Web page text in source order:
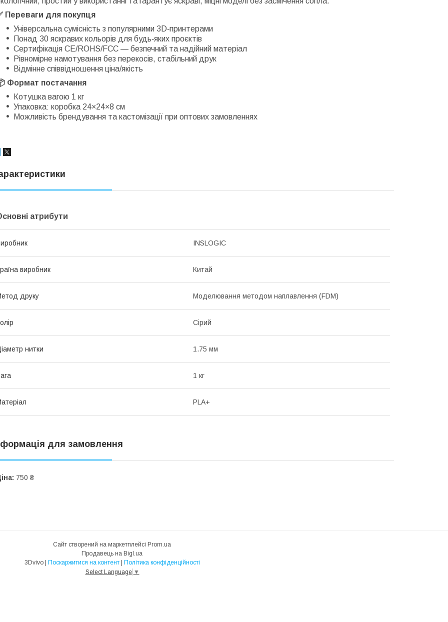
Переваги для покупця
Універсальна сумісність з популярними 3D‑принтерами
Понад 30 яскравих кольорів для будь‑яких проєктів
Сертифікація CE/ROHS/FCC — безпечний та надійний матеріал
Рівномірне намотування без перекосів, стабільний друк
Відмінне співвідношення ціна/якість
Формат постачання
Котушка вагою 1 кг
Упаковка: коробка 24×24×8 см
Можливість брендування та кастомізації при оптових замовленнях
атрибути
INSLOGIC
виробник Китай
друку Моделювання методом наплавлення (FDM)
Сірий
нитки 1.75 мм
1 кг
PLA+
для замовлення
750 ₴
Сайт створений на маркетплейсі Prom.ua
Продавець на Bigl.ua
Поскаржитися на контент
Політика конфіденційності
Select Language ▼